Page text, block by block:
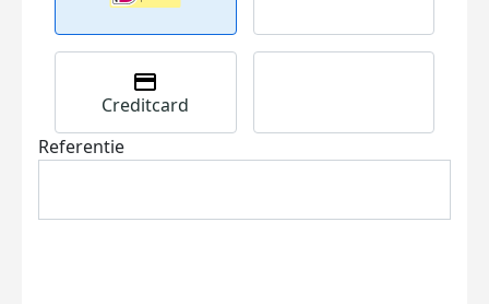
Creditcard
Referentie